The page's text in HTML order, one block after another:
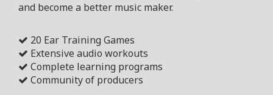
and become a better music maker.
20 Ear Training Games
Extensive audio workouts
Complete learning programs
Community of producers